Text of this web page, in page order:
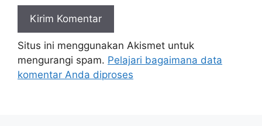
Situs ini menggunakan Akismet untuk
mengurangi spam. Pelajari bagaimana data
komentar Anda diproses